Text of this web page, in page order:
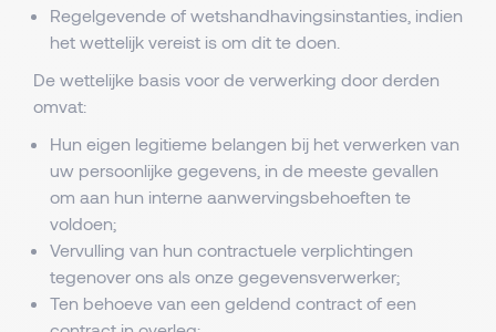
Regelgevende of wetshandhavingsinstanties, indien
het wettelijk vereist is om dit te doen.
De wettelijke basis voor de verwerking door derden
omvat:
Hun eigen legitieme belangen bij het verwerken van
uw persoonlijke gegevens, in de meeste gevallen
om aan hun interne aanwervingsbehoeften te
voldoen;
Vervulling van hun contractuele verplichtingen
tegenover ons als onze gegevensverwerker;
Ten behoeve van een geldend contract of een